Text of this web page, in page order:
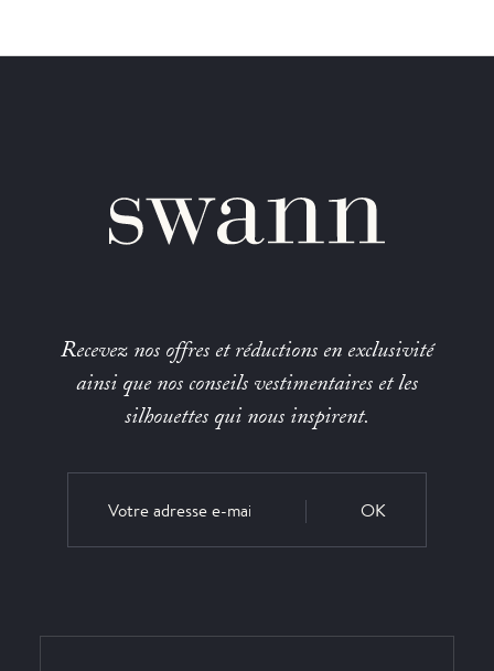
Recevez nos offres et réductions en exclusivité
ainsi que nos conseils vestimentaires et les
silhouettes qui nous inspirent.
OK